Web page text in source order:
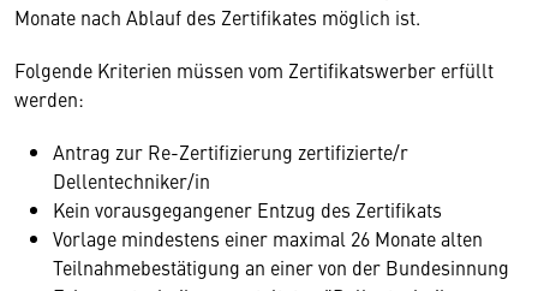
Monate nach Ablauf des Zertifikates möglich ist.
Folgende Kriterien müssen vom Zertifikatswerber erfüllt
werden:
Antrag zur Re-Zertifizierung zertifizierte/r
Dellentechniker/in
Kein vorausgegangener Entzug des Zertifikats
Vorlage mindestens einer maximal 26 Monate alten
Teilnahmebestätigung an einer von der Bundesinnung